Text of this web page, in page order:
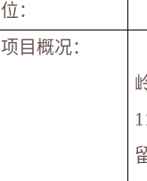
位：
项目概况：